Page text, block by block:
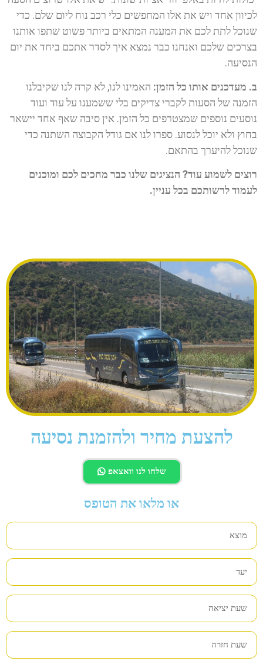
לכיוון אחד ויש את אלו המחפשים כלי רכב נוח ליום שלם. כדי
שנוכל לתת לכם את המענה המתאים ביותר פשוט שתפו אותנו
בצרכים שלכם ואנחנו כבר נמצא איך לסדר אתכם ביחד את יום
הנסיעה.
ב. מעדכנים אותו כל הזמן: האמינו לנו, לא קרה לנו שקיבלנו
הזמנה של הסעות לקברי צדיקים בלי ששמענו על עוד ועוד
נוסעים נוספים שמצטרפים כל הזמן. אין סיבה שאף אחד יישאר
בחוץ ולא יוכל לנסוע. ספרו לנו אם גודל הקבוצה השתנה כדי
שנוכל להיערך בהתאם.
רוצים לשמוע עוד? הנציגים שלנו כבר מחכים לכם ומוכנים
לעמוד לרשותכם בכל עניין.
להצעת מחיר ולהזמנת נסיעה
שלחו לנו וואצאפ
או מלאו את הטופס